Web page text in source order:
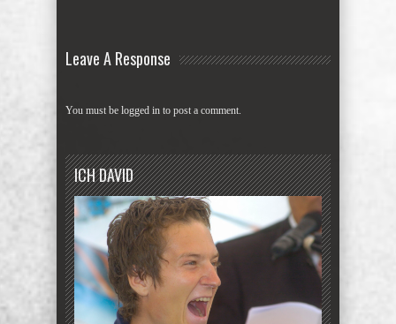
Leave A Response
You must be logged in to post a comment.
ICH DAVID